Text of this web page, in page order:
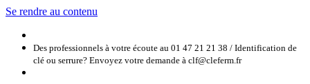
Se rendre au contenu
Des professionnels à votre écoute au 01 47 21 21 38 / Identification de
clé ou serrure? Envoyez votre demande à clf@cleferm.fr